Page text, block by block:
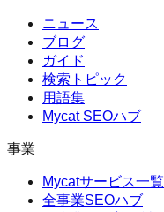
ニュース
ブログ
ガイド
検索トピック
用語集
Mycat SEOハブ
事業
Mycatサービス一覧
全事業SEOハブ